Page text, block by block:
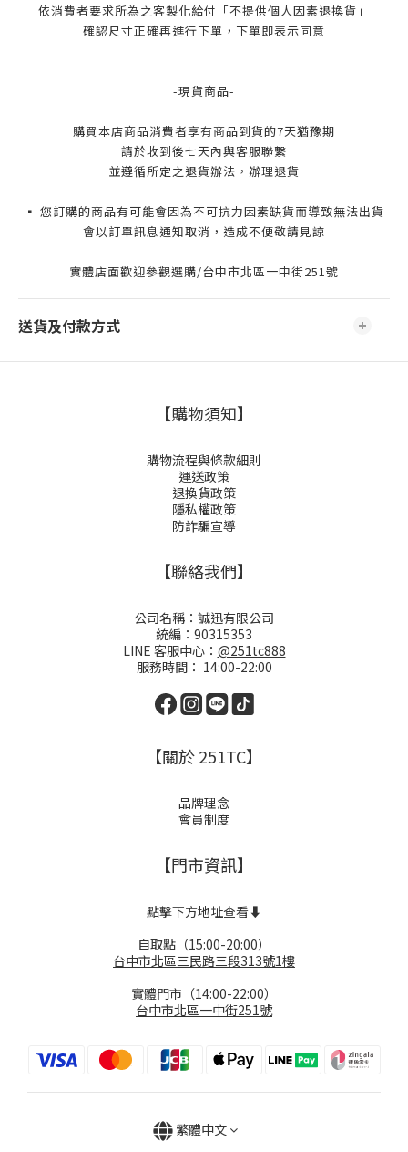
依消費者要求所為之客製化給付「不提供個人因素退換貨」
確認尺寸正確再進行下單，下單即表示同意
-現貨商品-
購買本店商品消費者享有商品到貨的7天猶豫期
請於收到後七天內與客服聯繫
並遵循所定之退貨辦法，辦理退貨
▪️ 您訂購的商品有可能會因為不可抗力因素缺貨而導致無法出貨
會以訂單訊息通知取消，造成不便敬請見諒
實體店面歡迎參觀選購/台中市北區一中街251號
送貨及付款方式
【購物須知】
購物流程與條款細則
運送政策
退換貨政策
隱私權政策
防詐騙宣導
【聯絡我們】
公司名稱：誠迅有限公司
統編：90315353
LINE 客服中心： @251tc888
服務時間： 14:00-22:00
【關於 251TC】
品牌理念
會員制度
【門市資訊】
點擊下方地址查看⬇️
自取點（15:00-20:00）
台中市北區三民路三段313號1樓
實體門市（14:00-22:00）
台中市北區一中街251號
繁體中文